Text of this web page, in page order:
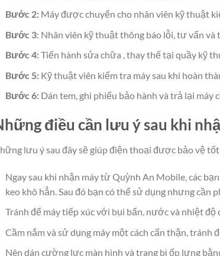
Bước 2:Máy được chuyển cho nhân viên kỹ thuật
Bước 3: Nhân viên kỹ thuật thông báo lỗi, tư vấn và
Bước 4:Tiến hành sửa chữa , thay thế tại quầy kỹ
Bước 5: Kỹ thuật viên kiểm tra máy sau khi hoàn
Bước 6:Dán tem, ghi phiếu bảo hành và trả lại máy
điều cần lưu ý sau khi
lưu ý sau đây sẽ giúp điện thoại được bảo vệ
Ngay sau khi nhận máy từ Quỳnh An Mobile, các
keo khô hẳn. Sau đó bạn có thể sử dụng nhưng cần
Tránh để máy tiếp xúc với bụi bẩn, nước và nhiệt
Cầm nắm và sử dụng máy một cách cẩn thận, tránh
Nên dán cường lực màn hình và trang bị ốp lưng